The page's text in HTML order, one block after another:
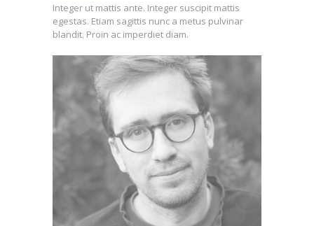
Integer ut mattis ante. Integer suscipit mattis
egestas. Etiam sagittis nunc a metus pulvinar
blandit. Proin ac imperdiet diam.